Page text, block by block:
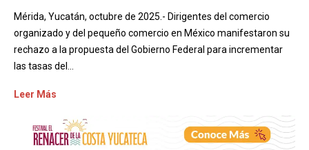
Mérida, Yucatán, octubre de 2025.- Dirigentes del comercio
organizado y del pequeño comercio en México manifestaron su
rechazo a la propuesta del Gobierno Federal para incrementar
las tasas del...
Leer Más